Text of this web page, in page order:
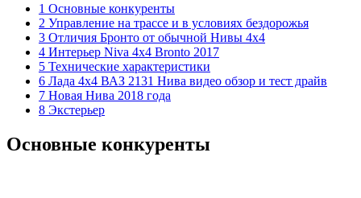
1 Основные конкуренты
2 Управление на трассе и в условиях бездорожья
3 Отличия Бронто от обычной Нивы 4х4
4 Интерьер Niva 4х4 Bronto 2017
5 Технические характеристики
6 Лада 4х4 ВАЗ 2131 Нива видео обзор и тест драйв
7 Новая Нива 2018 года
8 Экстерьер
Основные конкуренты